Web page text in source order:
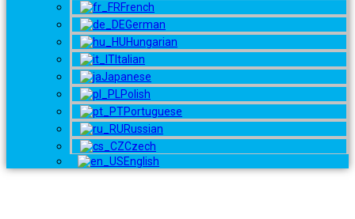
French
German
Hungarian
Italian
Japanese
Polish
Portuguese
Russian
Czech
English